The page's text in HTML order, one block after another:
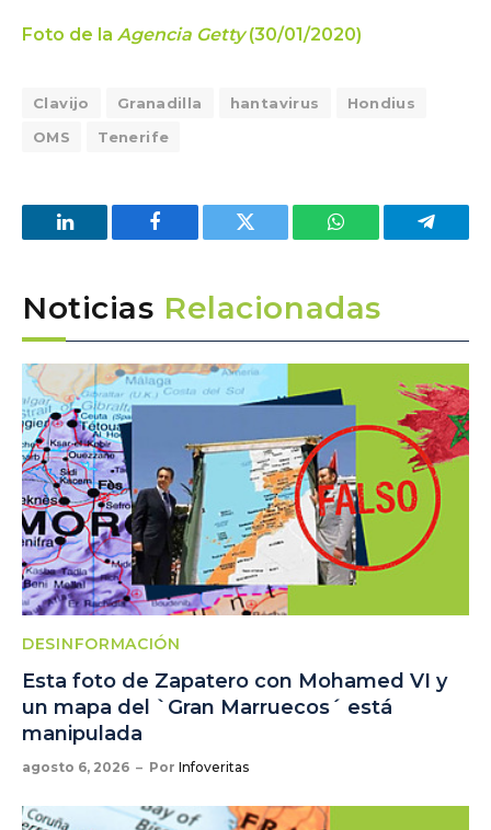
Foto de la Agencia Getty(30/01/2020)
Clavijo Granadilla hantavirus
Hondius
OMS
Tenerife
LinkedIn Facebook Twitter WhatsApp
Noticias Relacionadas
DESINFORMACIÓN
Esta foto de Zapatero con Mohamed VI y
un mapa del `Gran Marruecos´ está
manipulada
agosto 6, 2026 Por Infoveritas